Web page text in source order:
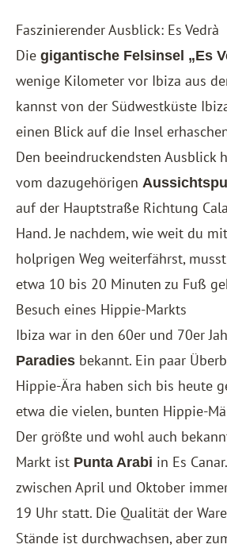
Faszinierender Ausblick: Es Vedrà
Die gigantische Felsinsel „Es
wenige Kilometer vor Ibiza aus
kannst von der Südwestküste
einen Blick auf die Insel
Den beeindruckendsten Ausblick
vom dazugehörigen
auf der Hauptstraße Richtung
Hand. Je nachdem, wie weit du
holprigen Weg weiterfährst,
etwa 10 bis 20 Minuten zu Fuß
Besuch eines Hippie-Markts
Ibiza war in den 60er und 70er
Paradies bekannt. Ein paar
Hippie-Ära haben sich bis heute
etwa die vielen, bunten Hippie-
Der größte und wohl auch
Markt ist Punta Arabi in Es
zwischen April und Oktober
19 Uhr statt. Die Qualität der
Stände ist durchwachsen, aber